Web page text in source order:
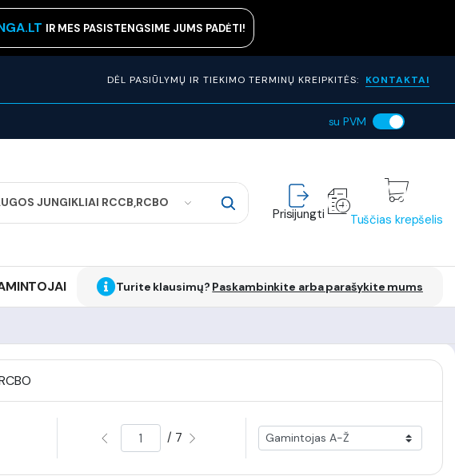
IR MES PASISTENGSIME JUMS PADĖTI!
DĖL PASIŪLYMŲ IR TIEKIMO TERMINŲ KREIPKITĖS: KONTAKTAI
su PVM
JUNGIKLIAI RCCB,RCBO
Prisijungti Tuščias krepšelis
Turite klausimų? Paskambinkite arba parašykite mums
/ 7